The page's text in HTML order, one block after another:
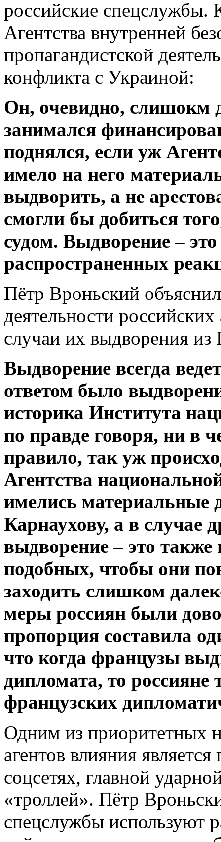
российские спецслужбы.
Агентства внутренней
пропагандистской
конфликта с Украиной:
Он, очевидно, слишокм
занимался
поднялся, если уж
имело на него
выдворить, а не
смогли бы добиться
судом. Выдворение –
распространенных
Пётр Вроньский
деятельности
случаи их выдворения
Выдворение всегда
ответом было
историка Института
по правде говоря, ни в
правило, так уж
Агентства
имелись материальные
Карнаухову, а в случае
выдворение – это также
подобных, чтобы они
заходить слишком
меры россиян были
пропорция составила
что когда французы
дипломата, то россияне
французских
Одним из приоритетных
агентов влияния
соцсетях, главной
«троллей». Пётр
спецслужбы используют